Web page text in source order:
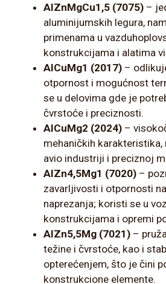
AlZnMgCu1,5 (7075) –
aluminijumskih legura,
primenama u
konstrukcijama i alatima
AlCuMg1 (2017) –
otpornost i mogućnost
se u delovima gde je
čvrstoće i preciznosti.
AlCuMg2 (2024) –
mehaničkih karakteristika,
avio industriji i preciznoj
AlZn4,5Mg1 (7020) –
zavarljivosti i otpornosti
naprezanja; koristi se u
konstrukcijama i opremi
AlZn5,5Mg (7021) –
težine i čvrstoće, kao i
opterećenjem, što je čini
konstrukcione elemente.